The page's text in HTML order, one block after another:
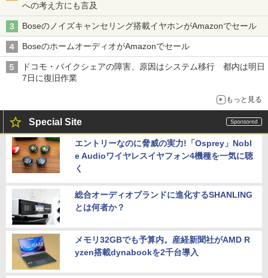
への考え方にも言及
Boseのノイズキャンセリング搭載イヤホンがAmazonでセール
BoseのホームオーディオがAmazonでセール
ドコモ・バイクシェアの障害、原因はシステム移行 都内は明日
7日に復旧作業
もっと見る
Special Site
エントリーなのに脅威の実力!「Osprey」Nobl
e Audioワイヤレスイヤフォン4機種を一気に聴
く
総合オーディオブランドに進化するSHANLING
とは何者か？
メモリ32GBでも予算内。産経新聞社がAMD R
yzen搭載dynabookを2千台導入